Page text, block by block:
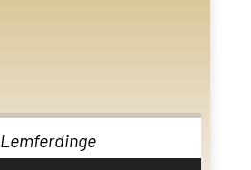
Lemferdinge